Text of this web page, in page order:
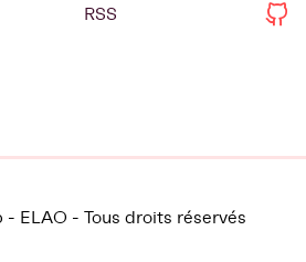
RSS
ELAO - Tous droits réservés